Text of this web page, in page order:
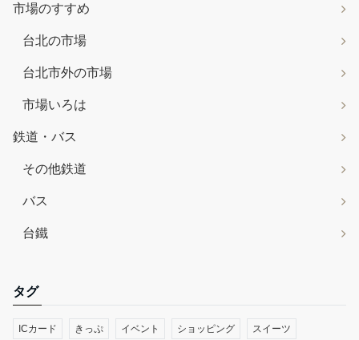
市場のすすめ
台北の市場
台北市外の市場
市場いろは
鉄道・バス
その他鉄道
バス
台鐵
タグ
ICカード きっぷ イベント ショッピング スイーツ